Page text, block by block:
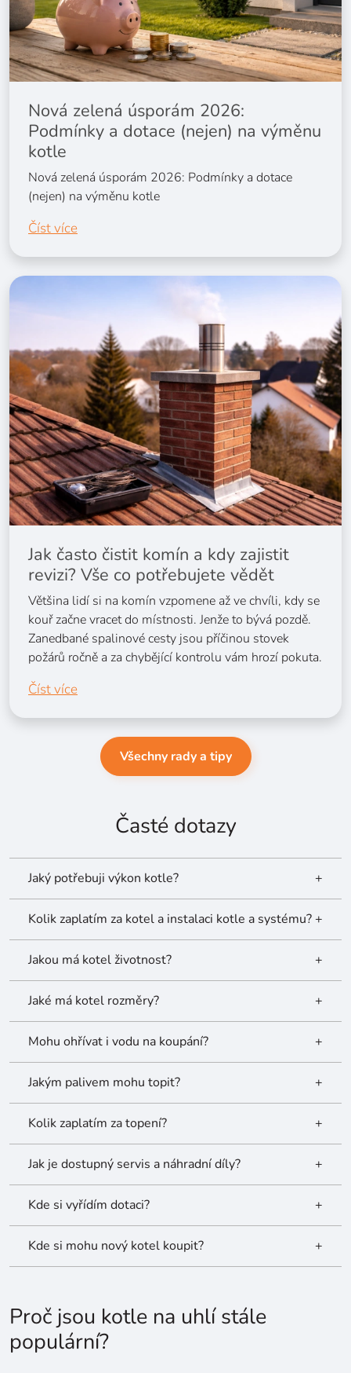
Nová zelená úsporám 2026:
Podmínky a dotace (nejen) na výměnu
kotle
Nová zelená úsporám 2026: Podmínky a dotace
(nejen) na výměnu kotle
Číst více
Jak často čistit komín a kdy zajistit
revizi? Vše co potřebujete vědět
Většina lidí si na komín vzpomene až ve chvíli, kdy se
kouř začne vracet do místnosti. Jenže to bývá pozdě.
Zanedbané spalinové cesty jsou příčinou stovek
požárů ročně a za chybějící kontrolu vám hrozí pokuta.
Číst více
Všechny rady a tipy
Časté dotazy
Jaký potřebuji výkon kotle? +
Kolik zaplatím za kotel a instalaci kotle a systému?+
Jakou má kotel životnost? +
Jaké má kotel rozměry? +
Mohu ohřívat i vodu na koupání? +
Jakým palivem mohu topit? +
Kolik zaplatím za topení? +
Jak je dostupný servis a náhradní díly? +
Kde si vyřídím dotaci? +
Kde si mohu nový kotel koupit? +
Proč jsou kotle na uhlí stále
populární?